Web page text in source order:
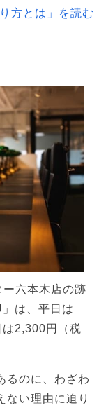
方とは」を読む
六本木店の跡
は、平日は
2,300円（税
るのに、わざわ
ない理由に迫り